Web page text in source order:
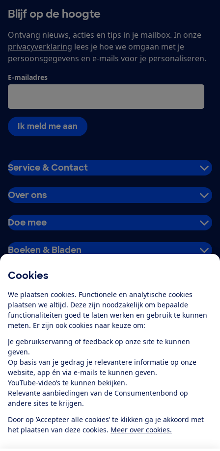
Cookies
We plaatsen cookies. Functionele en analytische cookies
plaatsen we altijd. Deze zijn noodzakelijk om bepaalde
functionaliteiten goed te laten werken en gebruik te kunnen
meten. Er zijn ook cookies naar keuze om:
Je gebruikservaring of feedback op onze site te kunnen
geven.
Op basis van je gedrag je relevantere informatie op onze
website, app én via e-mails te kunnen geven.
YouTube-video’s te kunnen bekijken.
Relevante aanbiedingen van de Consumentenbond op
andere sites te krijgen.
Door op ‘Accepteer alle cookies’ te klikken ga je akkoord met
het plaatsen van deze cookies. Meer over cookies.
Blijf op de hoogte
Ontvang nieuws, acties en tips in je mailbox. In onze
privacyverklaring lees je hoe we omgaan met je
persoonsgegevens en e-mails voor je personaliseren.
E-mailadres
Ik meld me aan
Service & Contact
Over ons
Doe mee
Boeken & Bladen
Alles over de
app
Algemene Voorwaarden
Privacyverklaring
Cookiebeleid
Privacyvoorkeuren
Toegankelijkheid
RSS-feed nieuws
Facebook
TwitterInstagram
YoutubeLinkedIn
12.901consumentenbeoordelen de Consumentenbondmet gemiddeld